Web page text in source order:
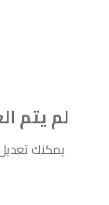
لم يتم
يمكنك